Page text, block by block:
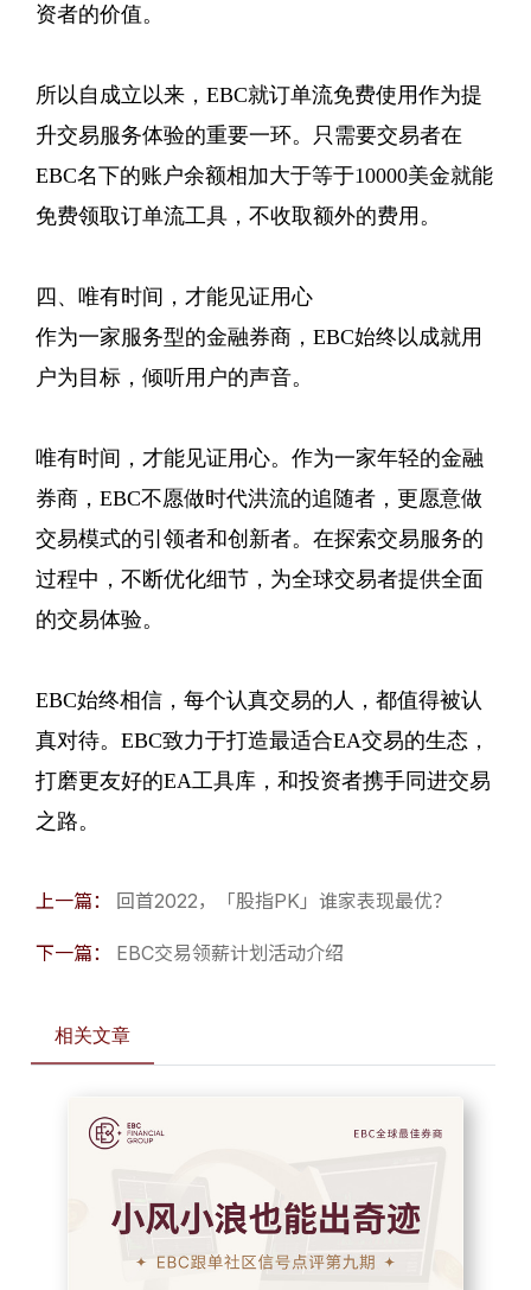
资者的价值。
所以自成立以来，EBC就订单流免费使用作为提
升交易服务体验的重要一环。只需要交易者在
EBC名下的账户余额相加大于等于10000美金就能
免费领取订单流工具，不收取额外的费用。
四、唯有时间，才能见证用心
作为一家服务型的金融券商，EBC始终以成就用
户为目标，倾听用户的声音。
唯有时间，才能见证用心。作为一家年轻的金融
券商，EBC不愿做时代洪流的追随者，更愿意做
交易模式的引领者和创新者。在探索交易服务的
过程中，不断优化细节，为全球交易者提供全面
的交易体验。
EBC始终相信，每个认真交易的人，都值得被认
真对待。EBC致力于打造最适合EA交易的生态，
打磨更友好的EA工具库，和投资者携手同进交易
之路。
上一篇： 回首2022，「股指PK」谁家表现最优？
下一篇： EBC交易领薪计划活动介绍
相关文章